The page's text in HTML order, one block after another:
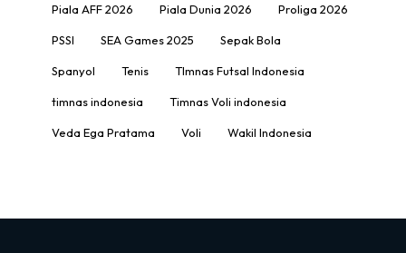
Piala AFF 2026 Piala Dunia 2026 Proliga 2026
PSSI SEA Games 2025 Sepak Bola
Spanyol Tenis TImnas Futsal Indonesia
timnas indonesia Timnas Voli indonesia
Veda Ega Pratama Voli Wakil Indonesia